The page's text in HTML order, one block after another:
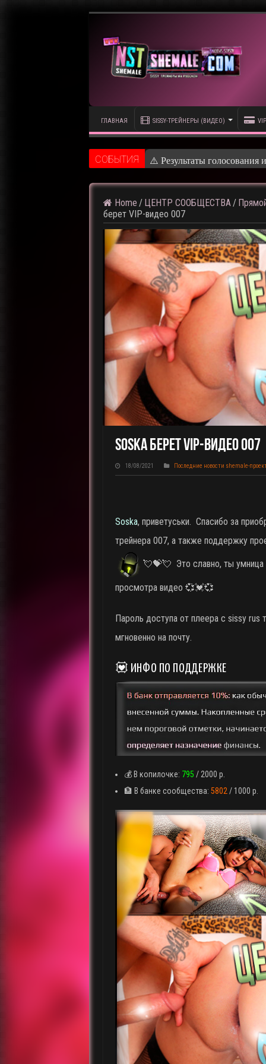
ГЛАВНАЯ SISSY-ТРЕЙНЕРЫ (ВИДЕО)
CОБЫТИЯ ⚠️ Кадры из предстоя
Home / ЦЕНТР СООБЩЕСТВА /
берет VIP-видео 007
Soska Берет VIP-Видео 007
18/08/2021 Последние новости shemale-
Soska, приветуськи. Спасибо за
трейнера 007, а также поддержку
💘💝💘 Это славно, ты
просмотра видео 💞💓💞
Пароль доступа от плеера с sissy rus
мгновенно на почту.
💟 ИНФО ПО ПОДДЕРЖКЕ
💰 В копилочке: 795 / 2000 р.
🏦 В банке сообщества: 5802/ 1000 р.